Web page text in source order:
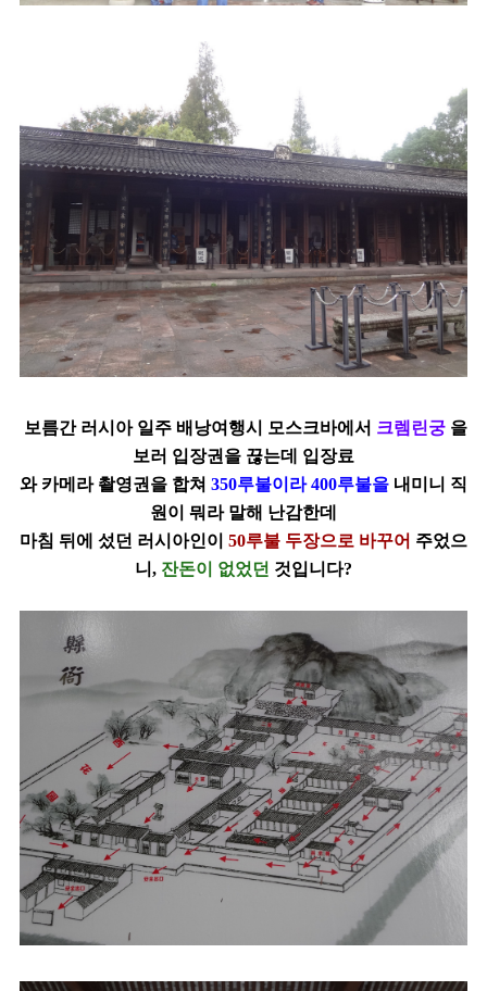
보름간 러시아 일주 배낭여행시 모스크바에서 크렘린궁 을
보러 입장권을 끊는데 입장료
와 카메라 촬영권을 합쳐 350루불이라 400루불을 내미니 직
원이 뭐라 말해 난감한데
마침 뒤에 섰던 러시아인이 50루불 두장으로 바꾸어 주었으
니, 잔돈이 없었던 것입니다?